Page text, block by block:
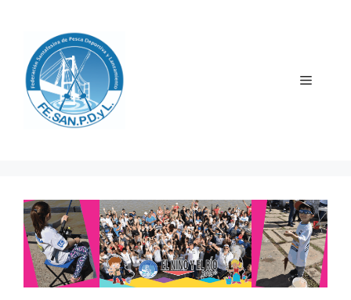
contenido
Menú